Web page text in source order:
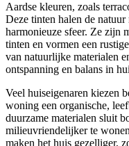
Aardse kleuren, zoals
Deze tinten halen de
harmonieuze sfeer. Ze zijn
tinten en vormen een
van natuurlijke materialen
ontspanning en balans in
Veel huiseigenaren kiezen
woning een organische,
duurzame materialen sluit
milieuvriendelijker te
maken het huis gezelliger,